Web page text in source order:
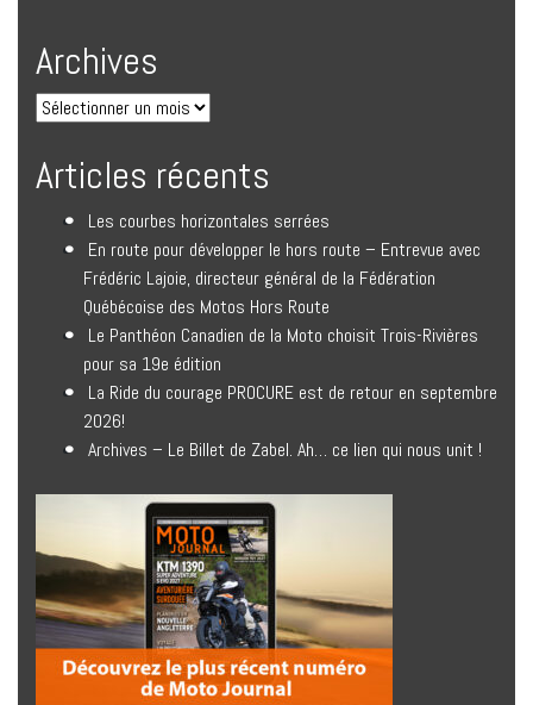
Archives
Articles récents
Les courbes horizontales serrées
En route pour développer le hors route – Entrevue avec
Frédéric Lajoie, directeur général de la Fédération
Québécoise des Motos Hors Route
Le Panthéon Canadien de la Moto choisit Trois-Rivières
pour sa 19e édition
La Ride du courage PROCURE est de retour en septembre
2026!
Archives – Le Billet de Zabel. Ah… ce lien qui nous unit !